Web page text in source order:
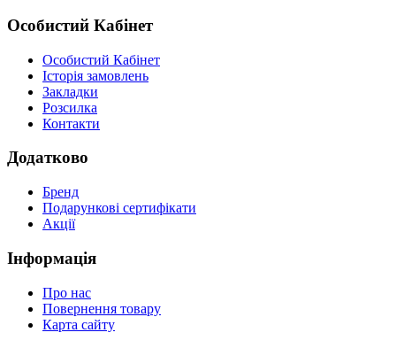
Особистий Кабінет
Особистий Кабінет
Історія замовлень
Закладки
Розсилка
Контакти
Додатково
Бренд
Подарункові сертифікати
Акції
Інформація
Про нас
Повернення товару
Карта сайту